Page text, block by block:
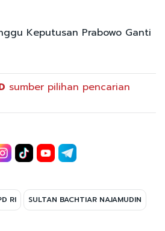
Keputusan Prabowo Ganti
sumber pilihan pencarian
RI SULTAN BACHTIAR NAJAMUDIN